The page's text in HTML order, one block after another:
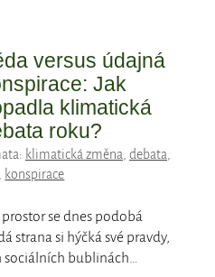
versus údajná
Jak
klimatická
roku?
klimatická změna, debata,
, konspirace
prostor se dnes podobá
strana si hýčká své pravdy,
sociálních bublinách…